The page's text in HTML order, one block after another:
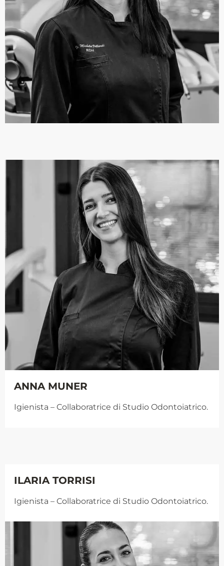
ANNA MUNER
Igienista– Collaboratrice di Studio Odontoiatrico.
ILARIA TORRISI
Igienista– Collaboratrice di Studio Odontoiatrico.